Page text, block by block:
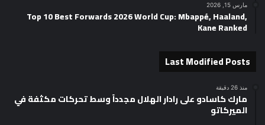
مارس 15, 2026
Top 10 Best Forwards 2026 World Cup: Mbappé, Haaland,
Kane Ranked
Last Modified Posts
منذ 26 دقيقة
مارك كاسادو على رادار الهلال مجدداً وسط تحركات مكثفة في
الميركاتو